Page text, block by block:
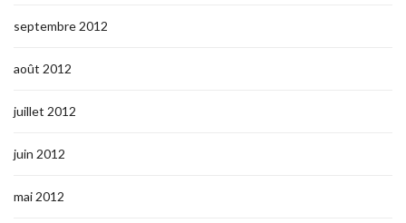
septembre 2012
août 2012
juillet 2012
juin 2012
mai 2012